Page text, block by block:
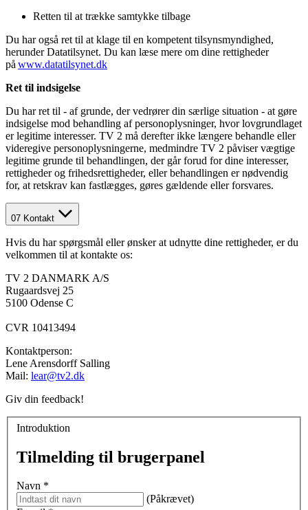
Retten til at trække samtykke tilbage
Du har også ret til at klage til en kompetent tilsynsmyndighed,
herunder Datatilsynet. Du kan læse mere om dine rettigheder
på www.datatilsynet.dk
Ret til indsigelse
Du har ret til - af grunde, der vedrører din særlige situation - at gøre
indsigelse mod behandling af personoplysninger, hvor lovgrundlaget
er legitime interesser. TV 2 må derefter ikke længere behandle eller
videregive personoplysningerne, medmindre TV 2 påviser vægtige
legitime grunde til behandlingen, der går forud for dine interesser,
rettigheder og frihedsrettigheder, eller behandlingen er nødvendig
for, at retskrav kan fastlægges, gøres gældende eller forsvares.
07 Kontakt
Hvis du har spørgsmål eller ønsker at udnytte dine rettigheder, er du
velkommen til at kontakte os:
TV 2 DANMARK A/S
Rugaardsvej 25
5100 Odense C
CVR 10413494
Kontaktperson:
Lene Arensdorff Salling
Mail: lear@tv2.dk
Giv din feedback!
Introduktion
Tilmelding til brugerpanel
Navn *
(Påkrævet)